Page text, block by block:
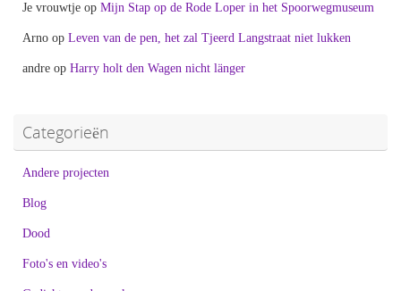
Je vrouwtje op Mijn Stap op de Rode Loper in het Spoorwegmuseum
Arno op Leven van de pen, het zal Tjeerd Langstraat niet lukken
andre op Harry holt den Wagen nicht länger
Categorieën
Andere projecten
Blog
Dood
Foto's en video's